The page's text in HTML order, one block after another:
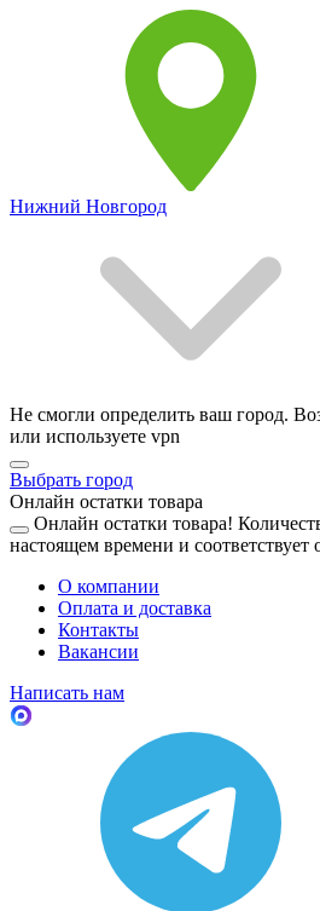
Нижний Новгород
Не смогли определить ваш город.
или используете vpn
Выбрать город
Онлайн остатки товара
Онлайн остатки товара!
настоящем времени и соответствует
О компании
Оплата и доставка
Контакты
Вакансии
Написать нам